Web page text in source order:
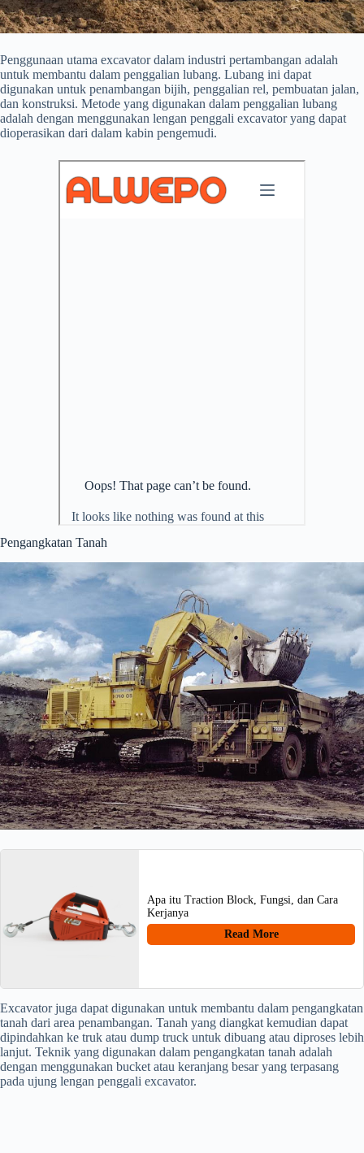
Penggunaan utama excavator dalam industri pertambangan adalah
untuk membantu dalam penggalian lubang. Lubang ini dapat
digunakan untuk penambangan bijih, penggalian rel, pembuatan jalan,
dan konstruksi. Metode yang digunakan dalam penggalian lubang
adalah dengan menggunakan lengan penggali excavator yang dapat
dioperasikan dari dalam kabin pengemudi.
Pengangkatan Tanah
Apa itu Traction Block, Fungsi, dan Cara
Kerjanya
Read More
Excavator juga dapat digunakan untuk membantu dalam pengangkatan
tanah dari area penambangan. Tanah yang diangkat kemudian dapat
dipindahkan ke truk atau dump truck untuk dibuang atau diproses lebih
lanjut. Teknik yang digunakan dalam pengangkatan tanah adalah
dengan menggunakan bucket atau keranjang besar yang terpasang
pada ujung lengan penggali excavator.